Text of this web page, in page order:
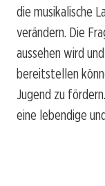
die musikalische
verändern. Die
aussehen wird
bereitstellen
Jugend zu
eine lebendige